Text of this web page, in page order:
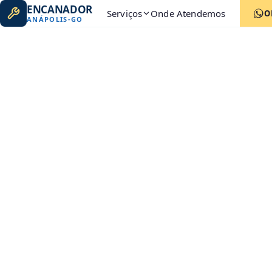
ENCANADOR
ANÁPOLIS-GO Serviços Onde Atendemos